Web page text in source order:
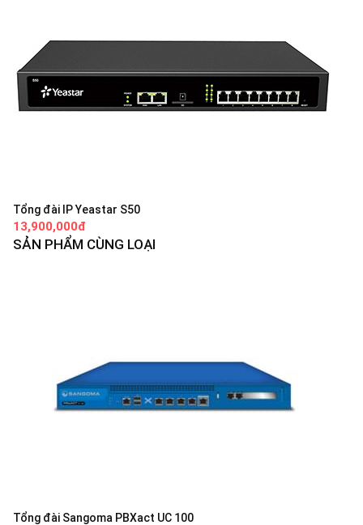
Tổng đài IP Yeastar S50
13,900,000đ
SẢN PHẨM CÙNG LOẠI
Tổng đài Sangoma PBXact UC 100